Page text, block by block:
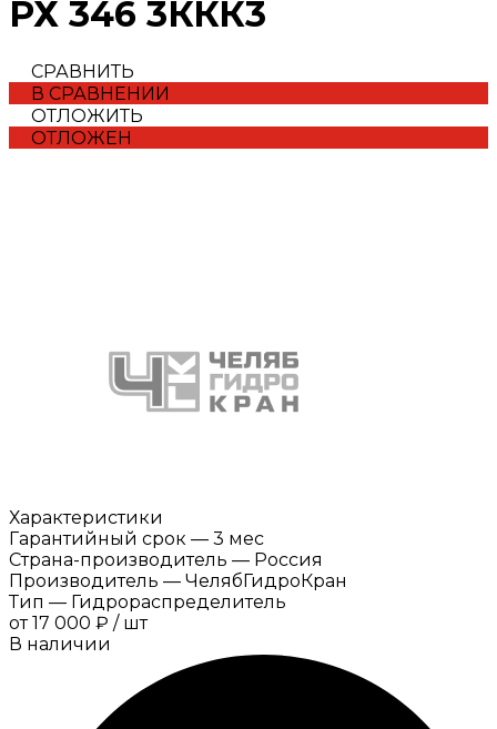
РХ 346 3ККК3
СРАВНИТЬ
В СРАВНЕНИИ
ОТЛОЖИТЬ
ОТЛОЖЕН
Характеристики
Гарантийный срок — 3 мес
Страна-производитель — Россия
Производитель — ЧелябГидроКран
Тип — Гидрораспределитель
от 17 000 ₽ / шт
В наличии